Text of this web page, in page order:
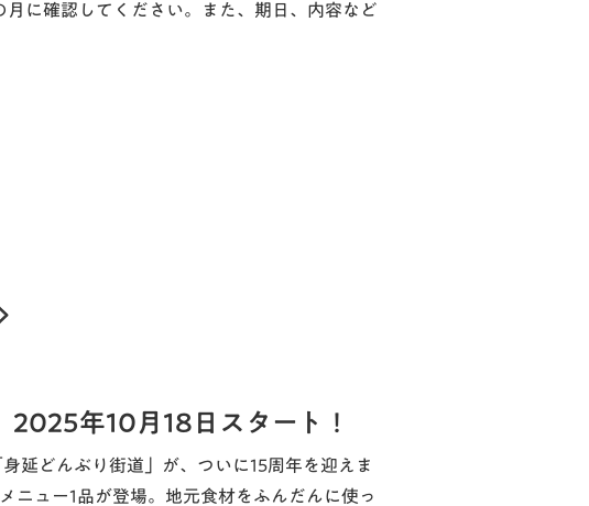
に確認してください。また、期日、内容など
2025年10月18日スタート！
延どんぶり街道」が、ついに15周年を迎えま
ニュー1品が登場。地元食材をふんだんに使っ